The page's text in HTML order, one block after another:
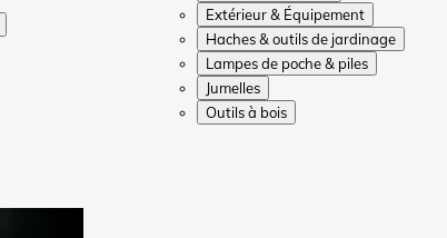
Extérieur & Équipement
Haches & outils de jardinage
Lampes de poche & piles
Jumelles
Outils à bois